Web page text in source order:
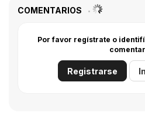
COMENTARIOS
Por favor regístrate o
Registrarse